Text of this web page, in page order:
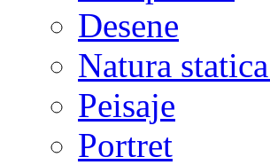
Desene
Natura
Peisaje
Portret